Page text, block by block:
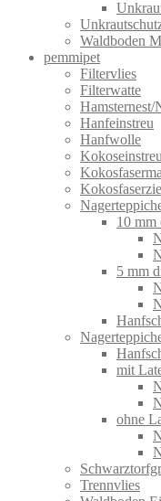
Waldboden
pemmipet
Filtervlies
Filterwatte
Hamsternest/
Hanfeinstreu
Hanfwolle
Kokoseinstreu
10 mm
5 mm
mit
ohne
Trennvlies